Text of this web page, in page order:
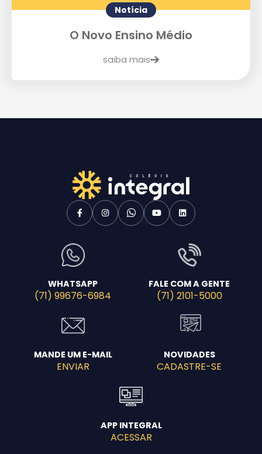
Notícia
O Novo Ensino Médio
saiba mais
WHATSAPP
(71) 99676-6984
FALE COM A GENTE
(71) 2101-5000
MANDE UM E-MAIL
ENVIAR
NOVIDADES
CADASTRE-SE
APP INTEGRAL
ACESSAR